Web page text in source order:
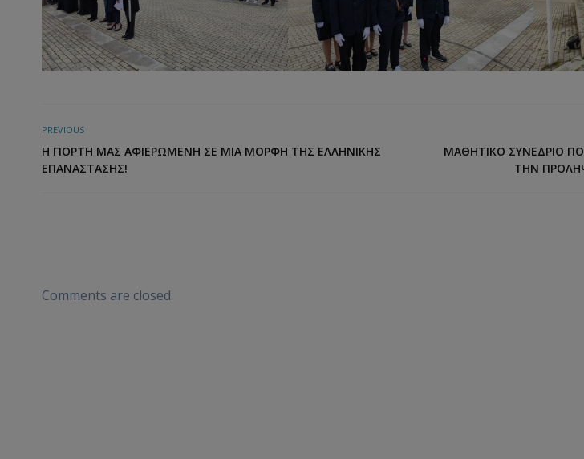
PREVIOUS
Η ΓΙΟΡΤΉ ΜΑΣ ΑΦΙΕΡΩΜΈΝΗ ΣΕ ΜΙΑ ΜΟΡΦΉ ΤΗΣ ΕΛΛΗΝΙΚΉΣ
ΕΠΑΝΆΣΤΑΣΗΣ!
ΜΑΘΗΤΙΚΌ ΣΥΝΈΔΡΙΟ
ΤΗΝ
Comments are closed.